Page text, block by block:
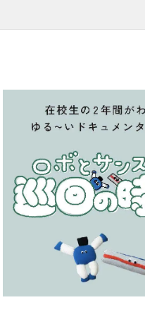
#親方がしっかり
か
#駆けつけてくれる
#カッターナイフ#
#カフェオレ#唐揚
#カラフルなファ
#かわいい #観光地
#カンナ工場行っ
#看板 #学食#
#学生の真剣な眼差